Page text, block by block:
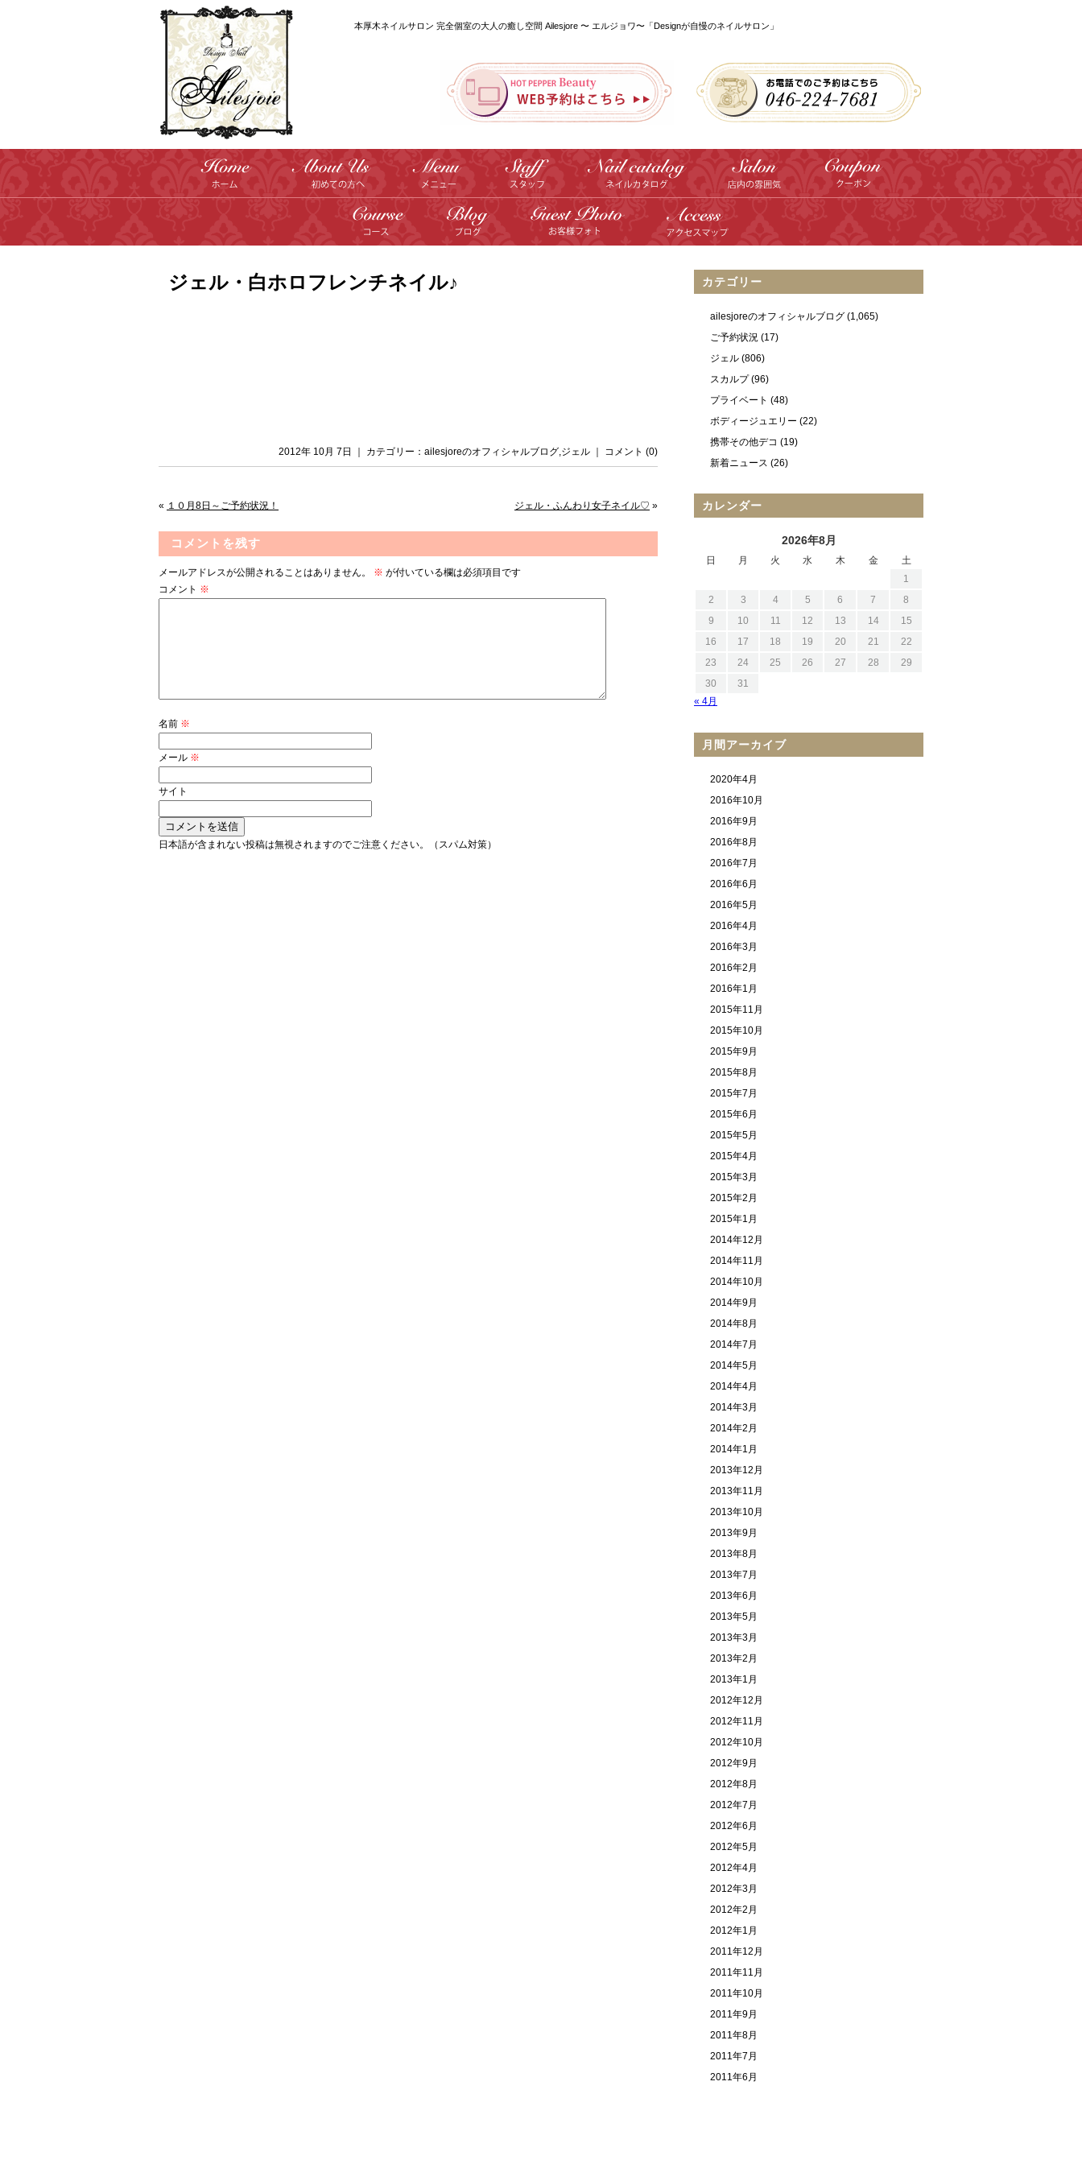
本厚木ネイルサロン 完全個室の大人の癒し空間 Ailesjore 〜 エルジョワ〜「Designが自慢のネイルサロン」
ジェル・白ホロフレンチネイル♪
2012年 10月 7日 ｜ カテゴリー： ailesjoreのオフィシャルブログ,ジェル コメント (0)
« １０月8日～ご予約状況！ ジェル・ふんわり女子ネイル♡ »
コメントを残す
メールアドレスが公開されることはありません。 ※ が付いている欄は必須項目です
コメント ※
名前 ※
メール ※
サイト
日本語が含まれない投稿は無視されますのでご注意ください。（スパム対策）
カテゴリー
ailesjoreのオフィシャルブログ (1,065)
ご予約状況 (17)
ジェル (806)
スカルプ(96)
プライベート (48)
ボディージュエリー (22)
携帯その他デコ (19)
新着ニュース (26)
カレンダー
2026年8月
日 月 火 水 木 金
土
1
2
3 4 5 6 7
8
9
10 11 12 13 14
15
16
17 18 19 20 21
22
23
24 25 26 27 28
29
30
31
« 4月
月間アーカイブ
2020年4月
2016年10月
2016年9月
2016年8月
2016年7月
2016年6月
2016年5月
2016年4月
2016年3月
2016年2月
2016年1月
2015年11月
2015年10月
2015年9月
2015年8月
2015年7月
2015年6月
2015年5月
2015年4月
2015年3月
2015年2月
2015年1月
2014年12月
2014年11月
2014年10月
2014年9月
2014年8月
2014年7月
2014年5月
2014年4月
2014年3月
2014年2月
2014年1月
2013年12月
2013年11月
2013年10月
2013年9月
2013年8月
2013年7月
2013年6月
2013年5月
2013年3月
2013年2月
2013年1月
2012年12月
2012年11月
2012年10月
2012年9月
2012年8月
2012年7月
2012年6月
2012年5月
2012年4月
2012年3月
2012年2月
2012年1月
2011年12月
2011年11月
2011年10月
2011年9月
2011年8月
2011年7月
2011年6月